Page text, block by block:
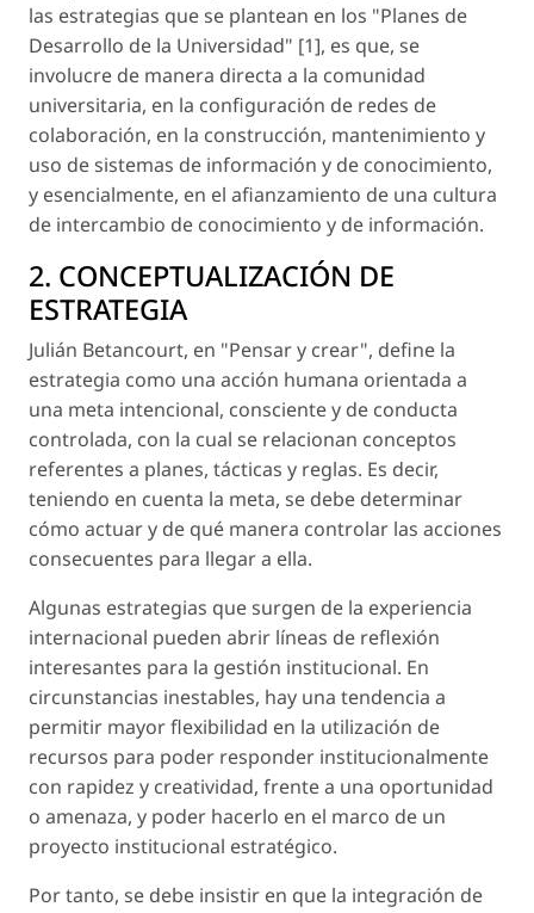
las estrategias que se plantean en los "Planes de
Desarrollo de la Universidad" [1], es que, se
involucre de manera directa a la comunidad
universitaria, en la configuración de redes de
colaboración, en la construcción, mantenimiento y
uso de sistemas de información y de conocimiento,
y esencialmente, en el afianzamiento de una cultura
de intercambio de conocimiento y de información.
2. CONCEPTUALIZACIÓN DE
ESTRATEGIA
Julián Betancourt, en "Pensar y crear", define la
estrategia como una acción humana orientada a
una meta intencional, consciente y de conducta
controlada, con la cual se relacionan conceptos
referentes a planes, tácticas y reglas. Es decir,
teniendo en cuenta la meta, se debe determinar
cómo actuar y de qué manera controlar las acciones
consecuentes para llegar a ella.
Algunas estrategias que surgen de la experiencia
internacional pueden abrir líneas de reflexión
interesantes para la gestión institucional. En
circunstancias inestables, hay una tendencia a
permitir mayor flexibilidad en la utilización de
recursos para poder responder institucionalmente
con rapidez y creatividad, frente a una oportunidad
o amenaza, y poder hacerlo en el marco de un
proyecto institucional estratégico.
Por tanto, se debe insistir en que la integración de